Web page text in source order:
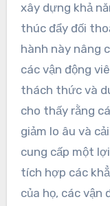
xây dựng khả
thúc đẩy đối
hành này nâng
các vận động
thách thức và
cho thấy rằng
giảm lo âu và
cung cấp một
tích hợp các
của họ, các